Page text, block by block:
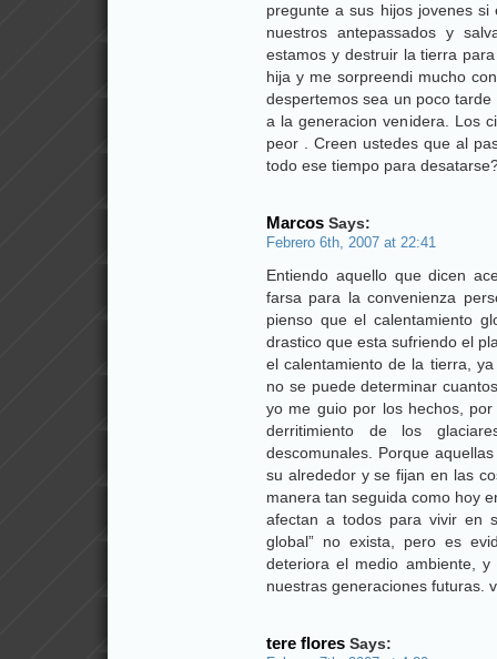
pregunte a sus hijos jovenes
nuestros antepassados y
estamos y destruir la tierra
hija y me sorpreendi mucho
despertemos sea un poco
a la generacion venidera. Los
peor . Creen ustedes que al
todo ese tiempo para
Marcos Says:
Febrero 6th, 2007 at 22:41
Entiendo aquello que dicen
farsa para la convenienza
pienso que el calentamiento
drastico que esta sufriendo el
el calentamiento de la tierra,
no se puede determinar
yo me guio por los hechos,
derritimiento de los
descomunales. Porque
su alrededor y se fijan en las
manera tan seguida como hoy
afectan a todos para vivir en
global” no exista, pero es
deteriora el medio ambiente,
nuestras generaciones futuras.
tere flores Says: